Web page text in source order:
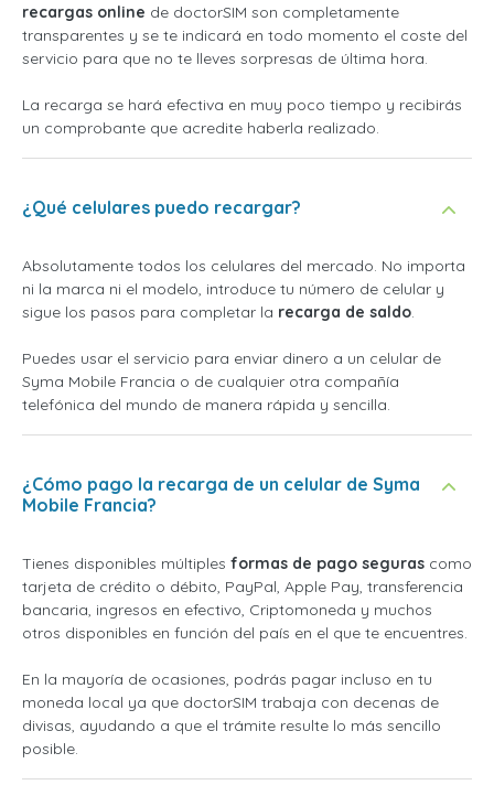
recargas online de doctorSIM son completamente
transparentes y se te indicará en todo momento el coste del
servicio para que no te lleves sorpresas de última hora.
La recarga se hará efectiva en muy poco tiempo y recibirás
un comprobante que acredite haberla realizado.
¿Qué celulares puedo recargar?
Absolutamente todos los celulares del mercado. No importa
ni la marca ni el modelo, introduce tu número de celular y
sigue los pasos para completar la recarga de saldo.
Puedes usar el servicio para enviar dinero a un celular de
Syma Mobile Francia o de cualquier otra compañía
telefónica del mundo de manera rápida y sencilla.
¿Cómo pago la recarga de un celular de Syma
Mobile Francia?
Tienes disponibles múltiples formas de pago seguras como
tarjeta de crédito o débito, PayPal, Apple Pay, transferencia
bancaria, ingresos en efectivo, Criptomoneda y muchos
otros disponibles en función del país en el que te encuentres.
En la mayoría de ocasiones, podrás pagar incluso en tu
moneda local ya que doctorSIM trabaja con decenas de
divisas, ayudando a que el trámite resulte lo más sencillo
posible.